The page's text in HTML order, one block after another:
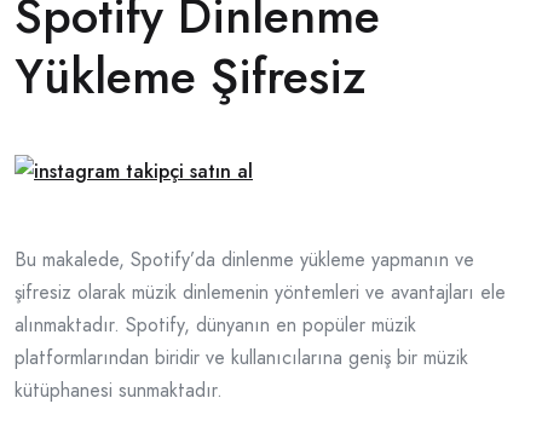
Spotify Dinlenme
Yükleme Şifresiz
Bu makalede, Spotify’da dinlenme yükleme yapmanın ve
şifresiz olarak müzik dinlemenin yöntemleri ve avantajları ele
alınmaktadır. Spotify, dünyanın en popüler müzik
platformlarından biridir ve kullanıcılarına geniş bir müzik
kütüphanesi sunmaktadır.